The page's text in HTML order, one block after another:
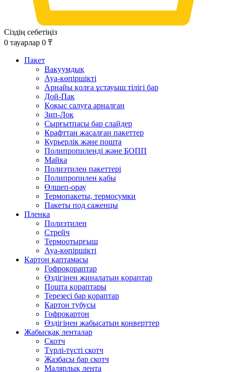
Сіздің себетіңіз
0 тауарлар 0 ₸
Пакет
Вакуумдық
Ауа-көпіршікті
Арнайы қолға ұстауыш тілігі бар
Дой-Пак
Қоқыс салуға арналған
Зип-Лок
Сырғытпасы бар слайдер
Крафттан жасалған пакеттер
Курьерлік және пошта
Полипропиленді және БОПП
Майка
Полиэтилен пакеттері
Полипропилен қабы
Өлшеп-орау
Термопакеты, термосумки
Пакеты под саженцы
Пленка
Полиэтилен
Стрейч
Термоотырғыш
Ауа-көпіршікті
Картон қаптамасы
Гофроқораптар
Өздігінен жиналатын қораптар
Пошта қораптары
Терезесі бар қораптар
Картон тубусы
Гофрокартон
Өздігінен жабысатын конверттер
Жабысқақ ленталар
Скотч
Түрлі-түсті скотч
Жазбасы бар скотч
Малярлық лента